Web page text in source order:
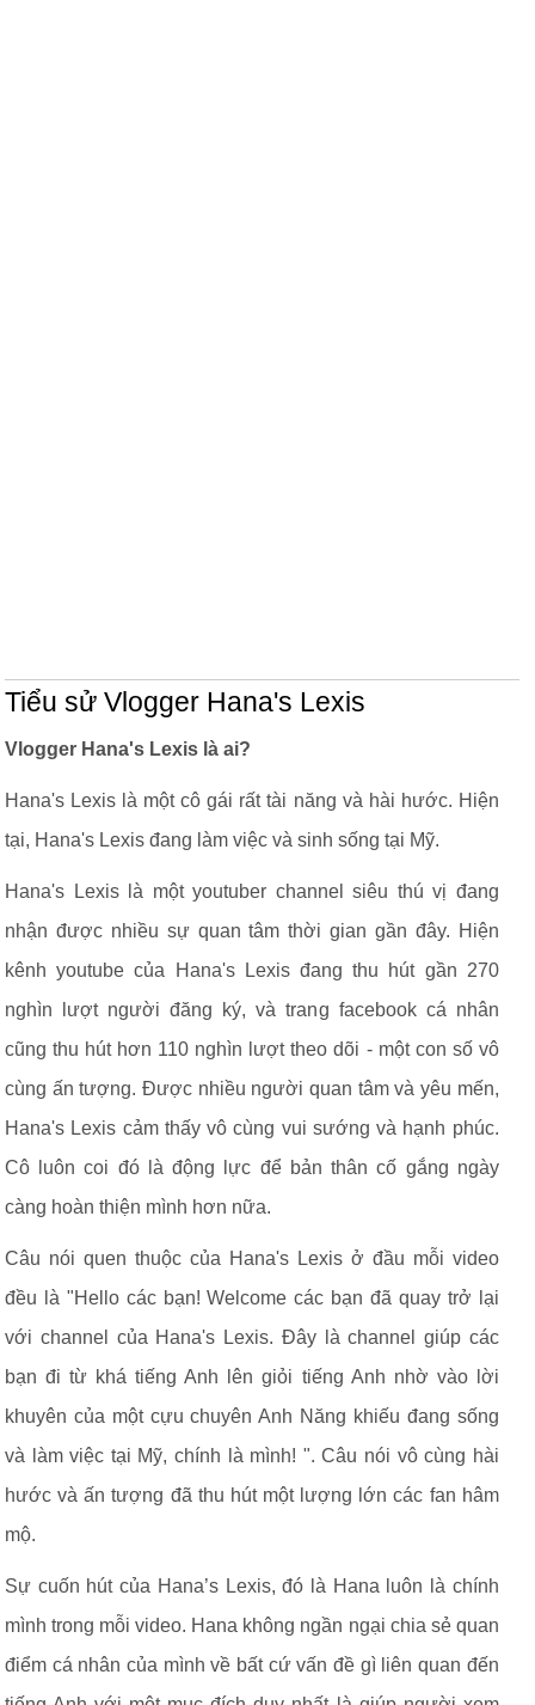
Tiểu sử Vlogger Hana's Lexis
Vlogger Hana's Lexis là ai?
Hana's Lexis là một cô gái rất tài năng và hài hước. Hiện
tại, Hana's Lexis đang làm việc và sinh sống tại Mỹ.
Hana's Lexis là một youtuber channel siêu thú vị đang
nhận được nhiều sự quan tâm thời gian gần đây. Hiện
kênh youtube của Hana's Lexis đang thu hút gần 270
nghìn lượt người đăng ký, và trang facebook cá nhân
cũng thu hút hơn 110 nghìn lượt theo dõi - một con số vô
cùng ấn tượng. Được nhiều người quan tâm và yêu mến,
Hana's Lexis cảm thấy vô cùng vui sướng và hạnh phúc.
Cô luôn coi đó là động lực để bản thân cố gắng ngày
càng hoàn thiện mình hơn nữa.
Câu nói quen thuộc của Hana's Lexis ở đầu mỗi video
đều là "Hello các bạn! Welcome các bạn đã quay trở lại
với channel của Hana's Lexis. Đây là channel giúp các
bạn đi từ khá tiếng Anh lên giỏi tiếng Anh nhờ vào lời
khuyên của một cựu chuyên Anh Năng khiếu đang sống
và làm việc tại Mỹ, chính là mình! ". Câu nói vô cùng hài
hước và ấn tượng đã thu hút một lượng lớn các fan hâm
mộ.
Sự cuốn hút của Hana’s Lexis, đó là Hana luôn là chính
mình trong mỗi video. Hana không ngần ngại chia sẻ quan
điểm cá nhân của mình về bất cứ vấn đề gì liên quan đến